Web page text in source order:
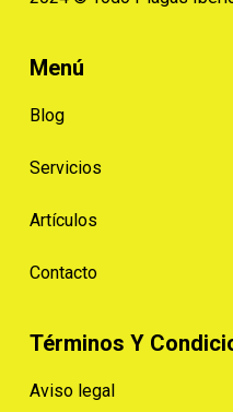
Menú
Blog
Servicios
Artículos
Contacto
Términos Y
Aviso legal